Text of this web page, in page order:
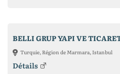
BELLI GRUP YAPI VE
Turquie, Région de Marmara, Istanbul
Détails